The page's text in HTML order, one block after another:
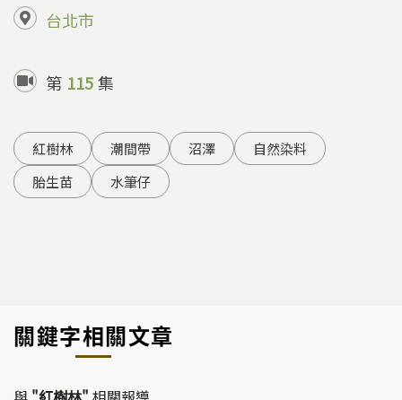
台北市
第 115集
紅樹林 潮間帶 沼澤
自然染料
胎生苗
水筆仔
關鍵字相關文章